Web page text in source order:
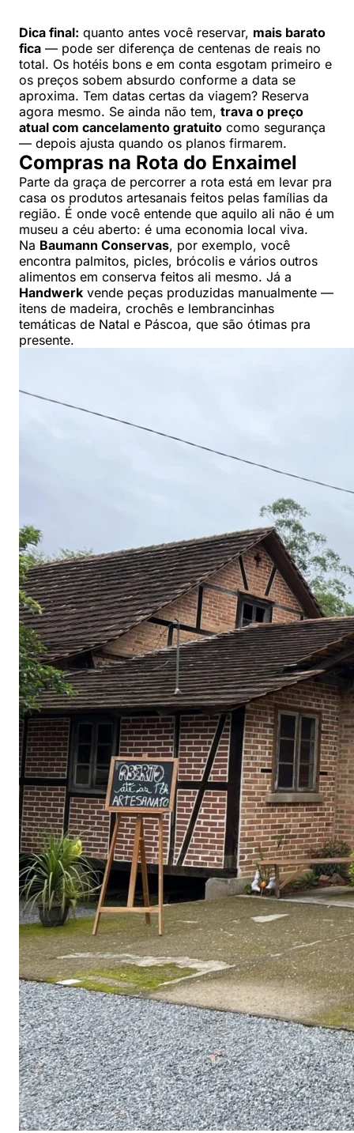
Dica final: quanto antes você reservar, mais barato
fica — pode ser diferença de centenas de reais no
total. Os hotéis bons e em conta esgotam primeiro e
os preços sobem absurdo conforme a data se
aproxima. Tem datas certas da viagem? Reserva
agora mesmo. Se ainda não tem, trava o preço
atual com cancelamento gratuito como segurança
— depois ajusta quando os planos firmarem.
Compras na Rota do Enxaimel
Parte da graça de percorrer a rota está em levar pra
casa os produtos artesanais feitos pelas famílias da
região. É onde você entende que aquilo ali não é um
museu a céu aberto: é uma economia local viva.
Na Baumann Conservas, por exemplo, você
encontra palmitos, picles, brócolis e vários outros
alimentos em conserva feitos ali mesmo. Já a
Handwerk vende peças produzidas manualmente —
itens de madeira, crochês e lembrancinhas
temáticas de Natal e Páscoa, que são ótimas pra
presente.